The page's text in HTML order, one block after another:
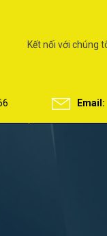
Kết nối với chúng
Email: